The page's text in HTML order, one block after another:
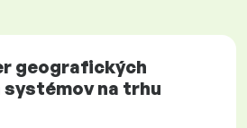
geografických
na trhu